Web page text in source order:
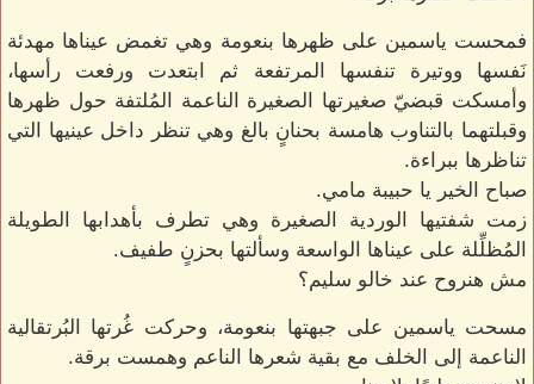
فمحست ياسمين على ظهرها بنعومة وهي تغمض عيناها مهدئة
نَفسها ووتيرة تنفسها المرتفعة ثم ابتعدت ورفعت رأسها،
وأمسكت قبضيّ صغيرتها الصغيرة الناعمة المُلتفة حول ظهرها
وقبلتهما بالتناوب هامسة بحنانٍ بالغ وهي تنظر داخل عينيها التي
تناظرها ببراءة.
صباح الخير يا حبيبة مامي.
زمت شفتيها الوردية الصغيرة وهي تطرف بأهدابها الطويلة
المُظلِّلة على عيناها الواسعة وسألتها بحزنٍ طفيف.
مش هنروح عند خالو سليم؟
مسحت ياسمين على جبهتها بنعومة، وحركت غُرتها البُرتقالية
الناعمة إلى الخلف مع بقية شعرها الناعم وهمست برقة.